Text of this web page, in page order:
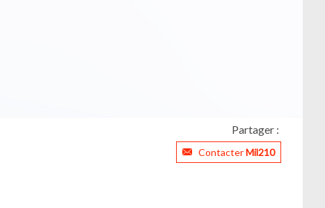
Partager :
ContacterMil210